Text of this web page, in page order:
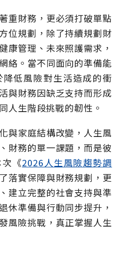
重財務，更必須打破單點
位規劃，除了持續規劃財
康管理、未來照護需求，
絡。當不同面向的準備能
低風險對生活造成的衝
與財務因缺乏支持而形成
人生階段挑戰的韌性。
與家庭結構改變，人生風
財務的單一課題，而是彼
《2026人生風險趨勢調
落實保障與財務規劃，更
建立完整的社會支持與準
休準備與行動同步提升，
風險挑戰，真正掌握人生